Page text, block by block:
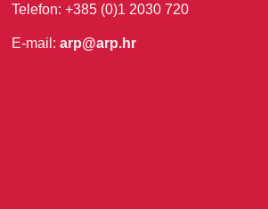
Telefon: +385 (0)1 2030 720
E-mail: arp@arp.hr